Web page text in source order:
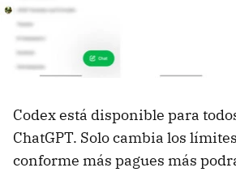
Codex está disponible para
ChatGPT. Solo cambia los
conforme más pagues más